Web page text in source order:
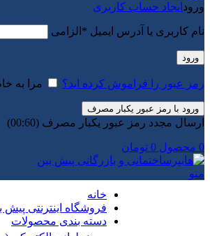
ورود ایجاد حساب کاربری
نام کاربری یا آدرس ایمیل * الزامی
ورود
رمز عبور را فراموش کرده اید؟ مرا به
ورود با رمز عبور یکبار مصرف
ارسال مجدد رمز عبور یکبار مصرف (00:
60
)
0 محصول 0 تومان
منو
خانه
فروشگاه اینترنتی پیش
دسته بندی محصولات